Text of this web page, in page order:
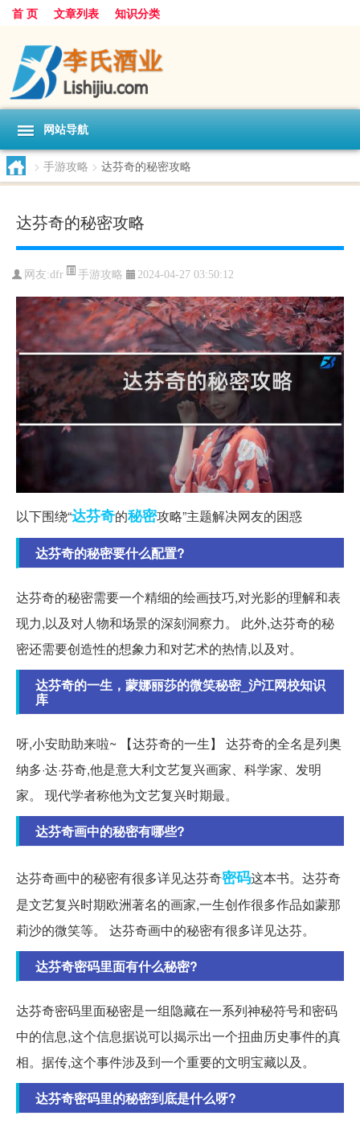
首 页 文章列表 知识分类
网站导航
> 手游攻略 > 达芬奇的秘密攻略
达芬奇的秘密攻略
网友:dfr 手游攻略 2024-04-27 03:50:12
以下围绕“达芬奇的秘密攻略”主题解决网友的困惑
达芬奇的秘密要什么配置?
达芬奇的秘密需要一个精细的绘画技巧,对光影的理解和表
现力,以及对人物和场景的深刻洞察力。 此外,达芬奇的秘
密还需要创造性的想象力和对艺术的热情,以及对。
达芬奇的一生，蒙娜丽莎的微笑秘密_沪江网校知识
库
呀,小安助助来啦~ 【达芬奇的一生】 达芬奇的全名是列奥
纳多·达·芬奇,他是意大利文艺复兴画家、科学家、发明
家。 现代学者称他为文艺复兴时期最。
达芬奇画中的秘密有哪些?
达芬奇画中的秘密有很多详见达芬奇密码这本书。达芬奇
是文艺复兴时期欧洲著名的画家,一生创作很多作品如蒙那
莉沙的微笑等。 达芬奇画中的秘密有很多详见达芬。
达芬奇密码里面有什么秘密?
达芬奇密码里面秘密是一组隐藏在一系列神秘符号和密码
中的信息,这个信息据说可以揭示出一个扭曲历史事件的真
相。据传,这个事件涉及到一个重要的文明宝藏以及。
达芬奇密码里的秘密到底是什么呀?